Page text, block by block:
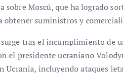
sobre Moscú, que ha logrado
obtener suministros y
tras el incumplimiento de
el presidente ucraniano
Ucrania, incluyendo ataques